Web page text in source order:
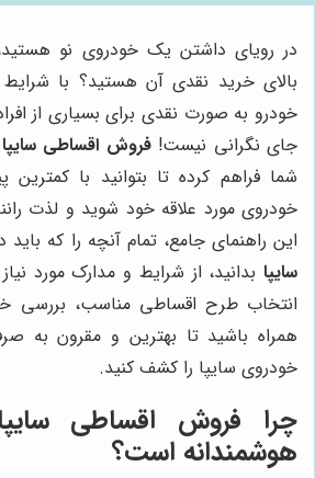
در رویای داشتن یک خودروی نو
بالای خرید نقدی آن هستید؟ با شرایط
خودرو به صورت نقدی برای بسیاری از
جای نگرانی نیست!فروش اقساطی سایپا
شما فراهم کرده تا بتوانید با
خودروی مورد علاقه خود شوید و لذت
این راهنمای جامع، تمام آنچه را که باید
سایپا بدانید، از شرایط و مدارک مورد
انتخاب طرح اقساطی مناسب، بررسی
همراه باشید تا بهترین و مقرون به
خودروی سایپا را کشف کنید.
چرا فروش اقساطی
هوشمندانه است؟